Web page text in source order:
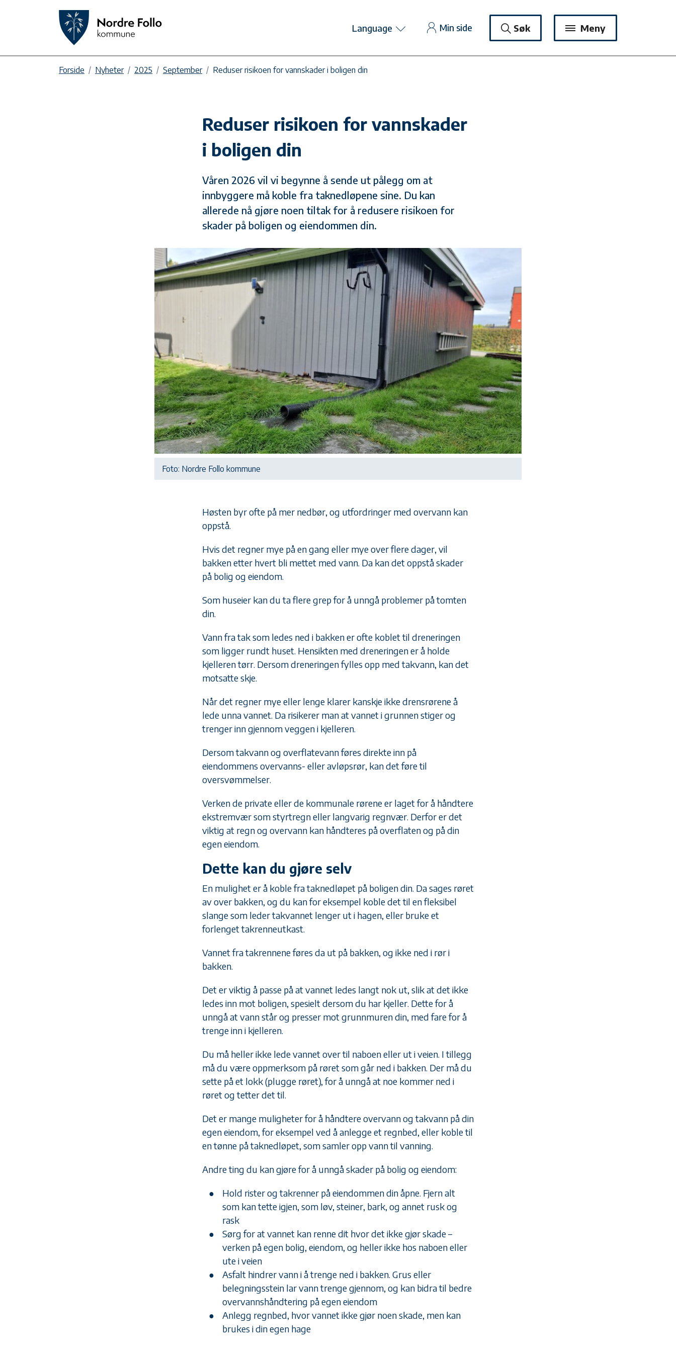
Language Min side Søk Meny
Forside Nyheter 2025 September Reduser risikoen for vannskader i boligen din
Reduser risikoen for vannskader
i boligen din
Våren 2026 vil vi begynne å sende ut pålegg om at
innbyggere må koble fra taknedløpene sine. Du kan
allerede nå gjøre noen tiltak for å redusere risikoen for
skader på boligen og eiendommen din.
Foto: Nordre Follo kommune
Høsten byr ofte på mer nedbør, og utfordringer med overvann kan
oppstå.
Hvis det regner mye på en gang eller mye over flere dager, vil
bakken etter hvert bli mettet med vann. Da kan det oppstå skader
på bolig og eiendom.
Som huseier kan du ta flere grep for å unngå problemer på tomten
din.
Vann fra tak som ledes ned i bakken er ofte koblet til dreneringen
som ligger rundt huset. Hensikten med dreneringen er å holde
kjelleren tørr. Dersom dreneringen fylles opp med takvann, kan det
motsatte skje.
Når det regner mye eller lenge klarer kanskje ikke drensrørene å
lede unna vannet. Da risikerer man at vannet i grunnen stiger og
trenger inn gjennom veggen i kjelleren.
Dersom takvann og overflatevann føres direkte inn på
eiendommens overvanns- eller avløpsrør, kan det føre til
oversvømmelser.
Verken de private eller de kommunale rørene er laget for å håndtere
ekstremvær som styrtregn eller langvarig regnvær. Derfor er det
viktig at regn og overvann kan håndteres på overflaten og på din
egen eiendom.
Dette kan du gjøre selv
En mulighet er å koble fra taknedløpet på boligen din. Da sages røret
av over bakken, og du kan for eksempel koble det til en fleksibel
slange som leder takvannet lenger ut i hagen, eller bruke et
forlenget takrenneutkast.
Vannet fra takrennene føres da ut på bakken, og ikke ned i rør i
bakken.
Det er viktig å passe på at vannet ledes langt nok ut, slik at det ikke
ledes inn mot boligen, spesielt dersom du har kjeller. Dette for å
unngå at vann står og presser mot grunnmuren din, med fare for å
trenge inn i kjelleren.
Du må heller ikke lede vannet over til naboen eller ut i veien. I tillegg
må du være oppmerksom på røret som går ned i bakken. Der må du
sette på et lokk (plugge røret), for å unngå at noe kommer ned i
røret og tetter det til.
Det er mange muligheter for å håndtere overvann og takvann på din
egen eiendom, for eksempel ved å anlegge et regnbed, eller koble til
en tønne på taknedløpet, som samler opp vann til vanning.
Andre ting du kan gjøre for å unngå skader på bolig og eiendom:
Hold rister og takrenner på eiendommen din åpne. Fjern alt
som kan tette igjen, som løv, steiner, bark, og annet rusk og
rask
Sørg for at vannet kan renne dit hvor det ikke gjør skade –
verken på egen bolig, eiendom, og heller ikke hos naboen eller
ute i veien
Asfalt hindrer vann i å trenge ned i bakken. Grus eller
belegningsstein lar vann trenge gjennom, og kan bidra til bedre
overvannshåndtering på egen eiendom
Anlegg regnbed, hvor vannet ikke gjør noen skade, men kan
brukes i din egen hage